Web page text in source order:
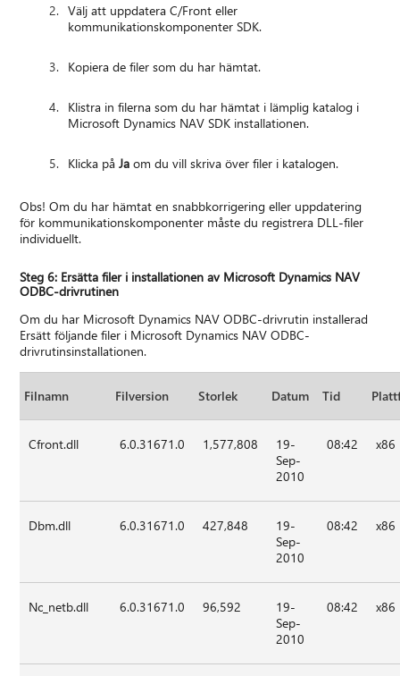
Välj att uppdatera C/Front eller
kommunikationskomponenter SDK.
Kopiera de filer som du har hämtat.
Klistra in filerna som du har hämtat i lämplig katalog i
Microsoft Dynamics NAV SDK installationen.
Klicka påJa om du vill skriva över filer i katalogen.
Obs! Om du har hämtat en snabbkorrigering eller uppdatering
för kommunikationskomponenter måste du registrera DLL-filer
individuellt.
Steg 6: Ersätta filer i installationen av Microsoft Dynamics NAV
ODBC-drivrutinen
Om du har Microsoft Dynamics NAV ODBC-drivrutin installerad
Ersätt följande filer i Microsoft Dynamics NAV ODBC-
drivrutinsinstallationen.
Filnamn Filversion Storlek Datum Tid
Cfront.dll 6.0.31671.0 1,577,808
19-
Sep-
2010
08:42 x86
Dbm.dll 6.0.31671.0 427,848
19-
Sep-
2010
08:42 x86
Nc_netb.dll 6.0.31671.0 96,592
19-
Sep-
2010
08:42 x86